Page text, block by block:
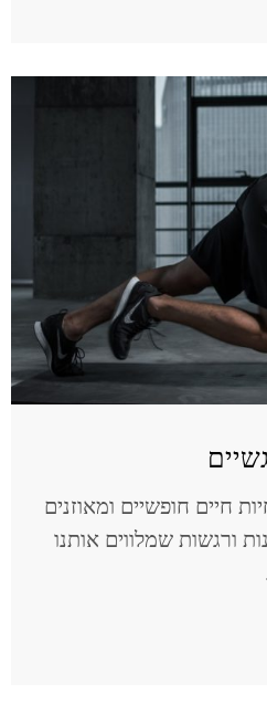
חיים חופשיים ומאוזנים
ורגשות שמלווים אותנו